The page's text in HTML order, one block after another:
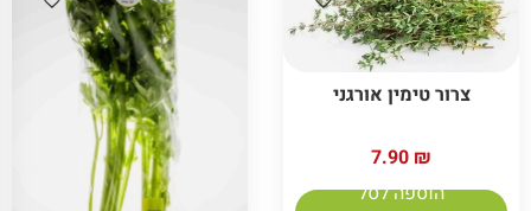
צרור טימין אורגני
7.90 ₪
הוספה לסל